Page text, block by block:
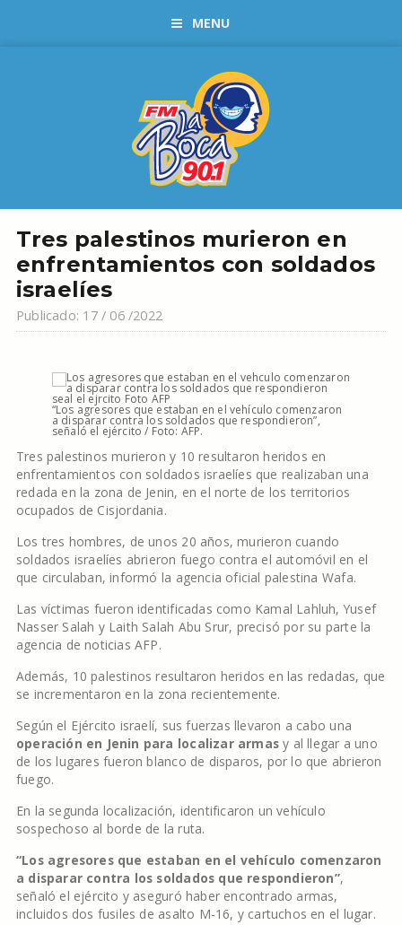
MENU
Tres palestinos murieron en
enfrentamientos con soldados
israelíes
Publicado: 17 / 06 /2022
“Los agresores que estaban en el vehículo comenzaron
a disparar contra los soldados que respondieron”,
señaló el ejército / Foto: AFP.
Tres palestinos murieron y 10 resultaron heridos en
enfrentamientos con soldados israelíes que realizaban una
redada en la zona de Jenin, en el norte de los territorios
ocupados de Cisjordania.
Los tres hombres, de unos 20 años, murieron cuando
soldados israelíes abrieron fuego contra el automóvil en el
que circulaban, informó la agencia oficial palestina Wafa.
Las víctimas fueron identificadas como Kamal Lahluh, Yusef
Nasser Salah y Laith Salah Abu Srur, precisó por su parte la
agencia de noticias AFP.
Además, 10 palestinos resultaron heridos en las redadas, que
se incrementaron en la zona recientemente.
Según el Ejército israelí, sus fuerzas llevaron a cabo una
operación en Jenin para localizar armas y al llegar a uno
de los lugares fueron blanco de disparos, por lo que abrieron
fuego.
En la segunda localización, identificaron un vehículo
sospechoso al borde de la ruta.
“Los agresores que estaban en el vehículo comenzaron
a disparar contra los soldados que respondieron”,
señaló el ejército y aseguró haber encontrado armas,
incluidos dos fusiles de asalto M-16, y cartuchos en el lugar.